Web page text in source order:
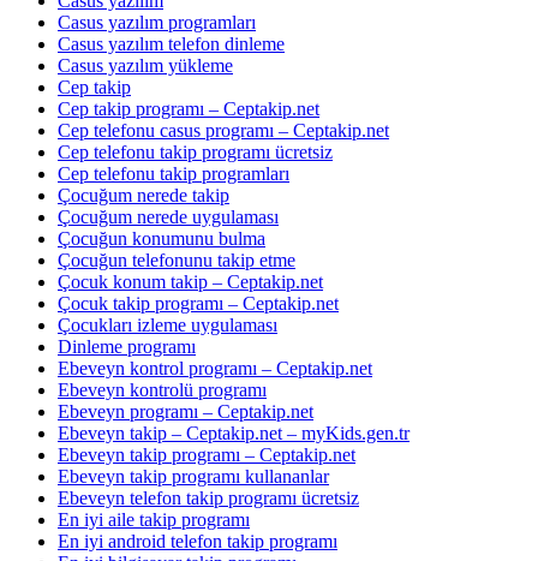
Casus yazılım programları
Casus yazılım telefon dinleme
Casus yazılım yükleme
Cep takip
Cep takip programı – Ceptakip.net
Cep telefonu casus programı – Ceptakip.net
Cep telefonu takip programı ücretsiz
Cep telefonu takip programları
Çocuğum nerede takip
Çocuğum nerede uygulaması
Çocuğun konumunu bulma
Çocuğun telefonunu takip etme
Çocuk konum takip – Ceptakip.net
Çocuk takip programı – Ceptakip.net
Çocukları izleme uygulaması
Dinleme programı
Ebeveyn kontrol programı – Ceptakip.net
Ebeveyn kontrolü programı
Ebeveyn programı – Ceptakip.net
Ebeveyn takip – Ceptakip.net – myKids.gen.tr
Ebeveyn takip programı – Ceptakip.net
Ebeveyn takip programı kullananlar
Ebeveyn telefon takip programı ücretsiz
En iyi aile takip programı
En iyi android telefon takip programı